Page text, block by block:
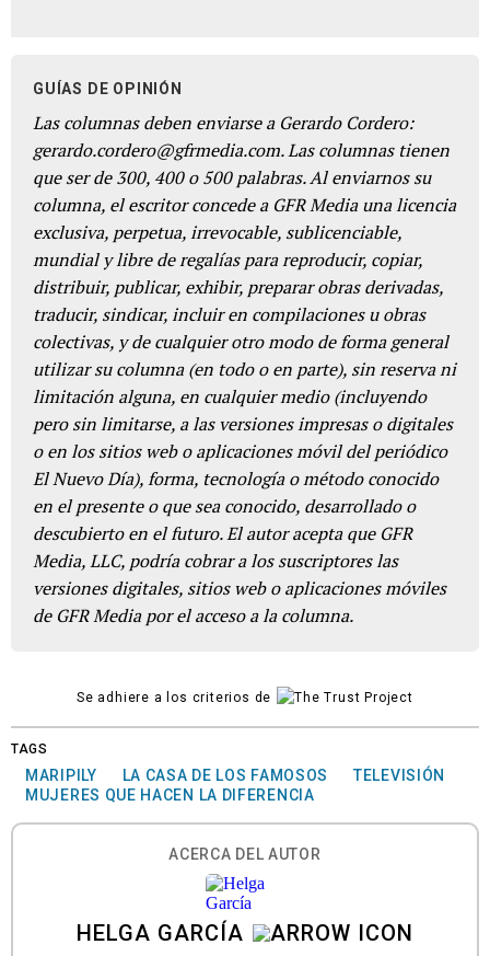
GUÍAS DE OPINIÓN
Las columnas deben enviarse a Gerardo Cordero:
gerardo.cordero@gfrmedia.com. Las columnas tienen
que ser de 300, 400 o 500 palabras. Al enviarnos su
columna, el escritor concede a GFR Media una licencia
exclusiva, perpetua, irrevocable, sublicenciable,
mundial y libre de regalías para reproducir, copiar,
distribuir, publicar, exhibir, preparar obras derivadas,
traducir, sindicar, incluir en compilaciones u obras
colectivas, y de cualquier otro modo de forma general
utilizar su columna (en todo o en parte), sin reserva ni
limitación alguna, en cualquier medio (incluyendo
pero sin limitarse, a las versiones impresas o digitales
o en los sitios web o aplicaciones móvil del periódico
El Nuevo Día), forma, tecnología o método conocido
en el presente o que sea conocido, desarrollado o
descubierto en el futuro. El autor acepta que GFR
Media, LLC, podría cobrar a los suscriptores las
versiones digitales, sitios web o aplicaciones móviles
de GFR Media por el acceso a la columna.
Se adhiere a los criterios de
TAGS
MARIPILY LA CASA DE LOS FAMOSOS
TELEVISIÓN
MUJERES QUE HACEN LA DIFERENCIA
ACERCA DEL AUTOR
HELGA GARCÍA